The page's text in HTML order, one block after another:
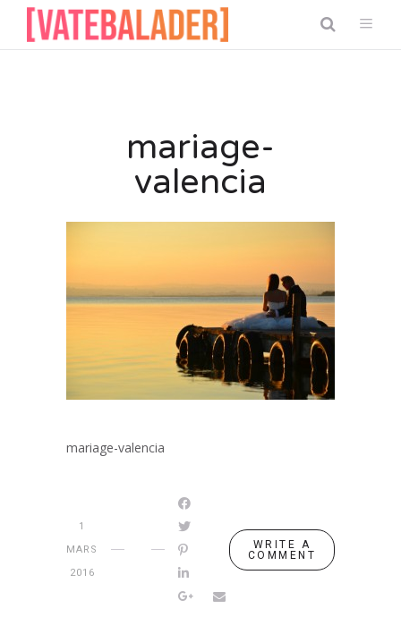
mariage-
valencia
mariage-valencia
1
MARS
2016
WRITE A
COMMENT